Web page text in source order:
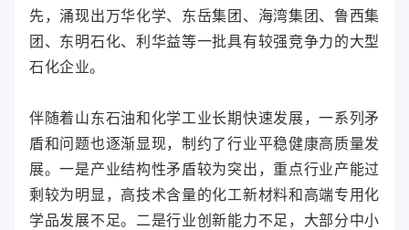
先，涌现出万华化学、东岳集团、海湾集团、鲁西集
团、东明石化、利华益等一批具有较强竞争力的大型
石化企业。
伴随着山东石油和化学工业长期快速发展，一系列矛
盾和问题也逐渐显现，制约了行业平稳健康高质量发
展。一是产业结构性矛盾较为突出，重点行业产能过
剩较为明显，高技术含量的化工新材料和高端专用化
学品发展不足。二是行业创新能力不足，大部分中小